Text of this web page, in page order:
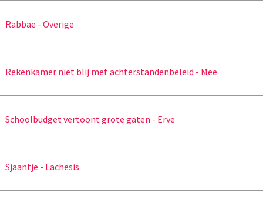
Rabbae - Overige
Rekenkamer niet blij met achterstandenbeleid - Mee
Schoolbudget vertoont grote gaten - Erve
Sjaantje - Lachesis